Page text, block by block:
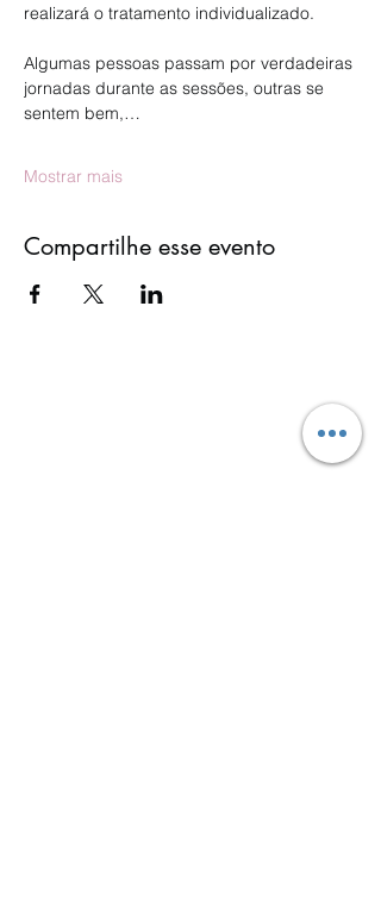
realizará o tratamento individualizado.
Algumas pessoas passam por verdadeiras
jornadas durante as sessões, outras se
sentem bem,…
Mostrar mais
Compartilhe esse evento